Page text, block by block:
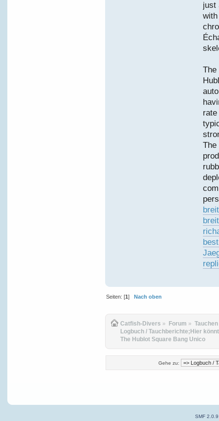
just
The
The
Seiten: [1] Nach oben
Catfish-Divers » Forum » Tauchen
Logbuch / Tauchberichte;Hier
The Hublot Square Bang Unico
Gehe zu:
SMF 2.0.9